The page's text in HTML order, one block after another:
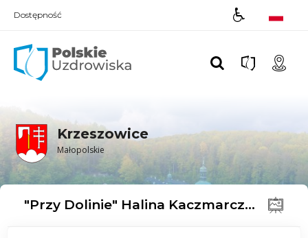
Dostępność
Krzeszowice
Małopolskie
"Przy Dolinie" Halina Kaczmarczyk